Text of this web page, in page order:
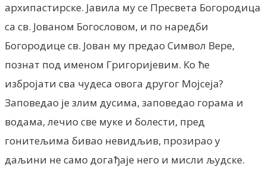
архипастирске. Јавила му се Пресвета Богородица
са св. Јованом Богословом, и по наредби
Богородице св. Јован му предао Символ Вере,
познат под именом Григоријевим. Ко ће
избројати сва чудеса овога другог Мојсеја?
Заповедао је злим дусима, заповедао горама и
водама, лечио све муке и болести, пред
гонитељима бивао невидљив, прозирао у
даљини не само догађаје него и мисли људске.